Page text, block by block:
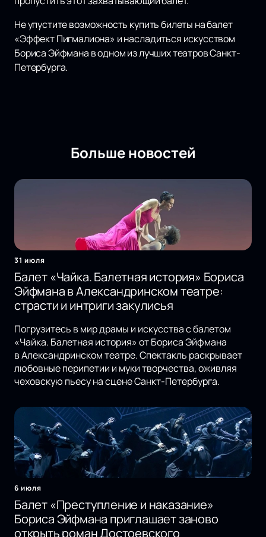
Не упустите возможность купить билеты на балет
«Эффект Пигмалиона» и насладиться искусством
Бориса Эйфмана в одном из лучших театров Санкт-
Петербурга.
Больше новостей
31 июля
Балет «Чайка. Балетная история» Бориса
Эйфмана в Александринском театре:
страсти и интриги закулисья
Погрузитесь в мир драмы и искусства с балетом
«Чайка. Балетная история» от Бориса Эйфмана
в Александринском театре. Спектакль раскрывает
любовные перипетии и муки творчества, оживляя
чеховскую пьесу на сцене Санкт-Петербурга.
6 июля
Балет «Преступление и наказание»
Бориса Эйфмана приглашает заново
открыть роман Достоевского